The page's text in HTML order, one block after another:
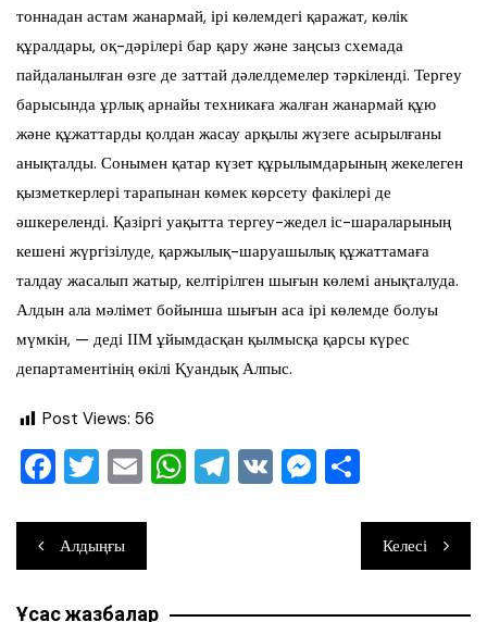
тоннадан астам жанармай, ірі көлемдегі қаражат, көлік
құралдары, оқ-дәрілері бар қару және заңсыз схемада
пайдаланылған өзге де заттай дәлелдемелер тәркіленді. Тергеу
барысында ұрлық арнайы техникаға жалған жанармай құю
және құжаттарды қолдан жасау арқылы жүзеге асырылғаны
анықталды. Сонымен қатар күзет құрылымдарының жекелеген
қызметкерлері тарапынан көмек көрсету факілері де
әшкереленді. Қазіргі уақытта тергеу-жедел іс-шараларының
кешені жүргізілуде, қаржылық-шаруашылық құжаттамаға
талдау жасалып жатыр, келтірілген шығын көлемі анықталуда.
Алдын ала мәлімет бойынша шығын аса ірі көлемде болуы
мүмкін, — деді ІІМ ұйымдасқан қылмысқа қарсы күрес
департаментінің өкілі Қуандық Алпыс.
Post Views: 56
F
c
e
b
T
tt
er
E
ai
l
W
A
T
a
V M
n
ра
ви
ть
Навигация
по
Алдыңғы Келесі
Ұқсас жазбалар